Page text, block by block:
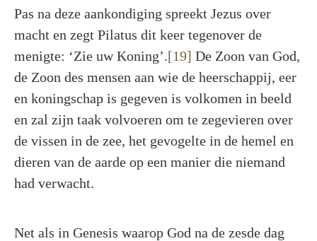
Pas na deze aankondiging spreekt Jezus over
macht en zegt Pilatus dit keer tegenover de
menigte: ‘Zie uw Koning’.[19] De Zoon van God,
de Zoon des mensen aan wie de heerschappij, eer
en koningschap is gegeven is volkomen in beeld
en zal zijn taak volvoeren om te zegevieren over
de vissen in de zee, het gevogelte in de hemel en
dieren van de aarde op een manier die niemand
had verwacht.
Net als in Genesis waarop God na de zesde dag